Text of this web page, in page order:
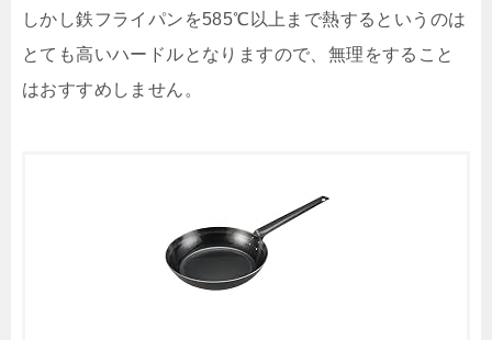
しかし鉄フライパンを585℃以上まで熱するというのは
とても高いハードルとなりますので、無理をすること
はおすすめしません。